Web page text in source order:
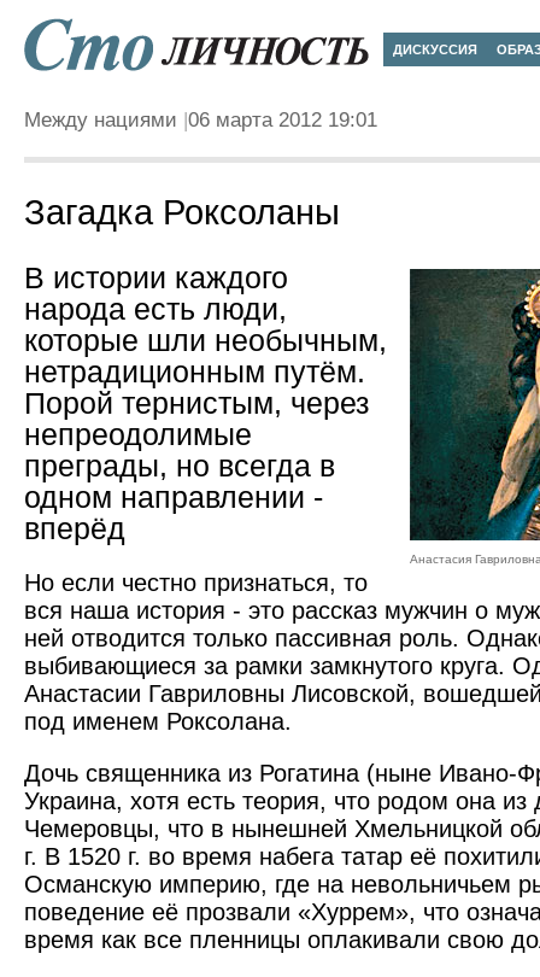
ДИСКУССИЯ
Между нациями 06 марта 2012 19:01
Загадка Роксоланы
Анастасия
В истории каждого
народа есть люди,
которые шли необычным,
нетрадиционным путём.
Порой тернистым, через
непреодолимые
преграды, но всегда в
одном направлении -
вперёд
Но если честно признаться, то
вся наша история - это рассказ мужчин о
ней отводится только пассивная роль.
выбивающиеся за рамки замкнутого круга.
Анастасии Гавриловны Лисовской,
под именем Роксолана.
Дочь священника из Рогатина (ныне Ивано-
Украина, хотя есть теория, что родом она из
Чемеровцы, что в нынешней Хмельницкой
г. В 1520 г. во время набега татар её
Османскую империю, где на невольничьем
поведение её прозвали «Хуррем», что
время как все пленницы оплакивали свою